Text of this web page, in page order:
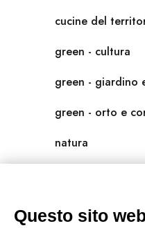
cucine del
green - cultura
green - giardino
green - orto e
natura
Questo sito